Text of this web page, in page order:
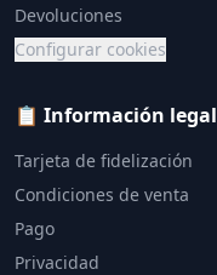
Devoluciones
Configurar cookies
📋 Información legal
Tarjeta de fidelización
Condiciones de venta
Pago
Privacidad